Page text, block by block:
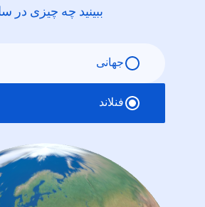
ببینید چه چیزی در
جهانی
فنلاند